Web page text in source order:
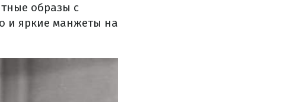
образы с
и яркие манжеты на